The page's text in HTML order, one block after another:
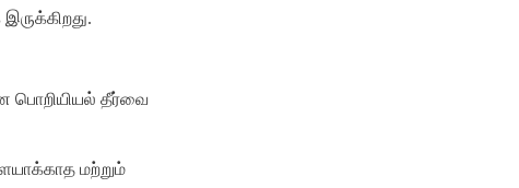
பொறியியல் தீர்வை
மற்றும்